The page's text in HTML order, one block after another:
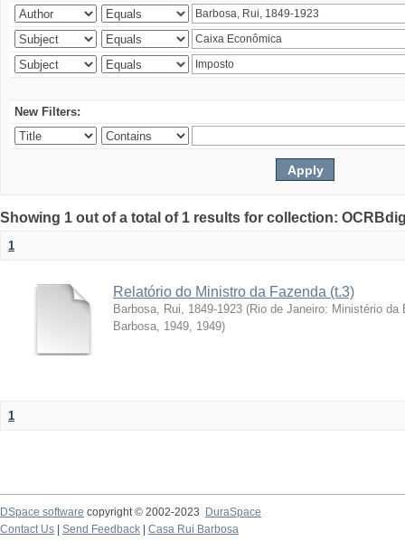
New Filters:
Showing 1 out of a total of 1 results for collection:
1
Relatório do Ministro da Fazenda (t.3)
Barbosa, Rui, 1849-1923 (Rio de Janeiro: Ministério
Barbosa, 1949, 1949)
1
DSpace software copyright © 2002-2023
DuraSpace
Contact Us
Send Feedback Casa Rui Barbosa